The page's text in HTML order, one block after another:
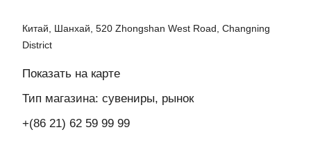
Китай, Шанхай, 520 Zhongshan West Road, Changning
District
Показать на карте
Тип магазина: сувениры, рынок
+(86 21) 62 59 99 99